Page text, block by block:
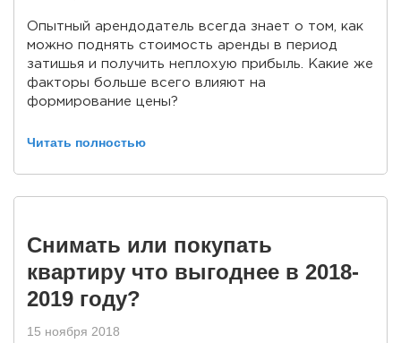
Опытный арендодатель всегда знает о том, как
можно поднять стоимость аренды в период
затишья и получить неплохую прибыль. Какие же
факторы больше всего влияют на
формирование цены?
Читать полностью
Снимать или покупать
квартиру что выгоднее в 2018-
2019 году?
15 ноября 2018